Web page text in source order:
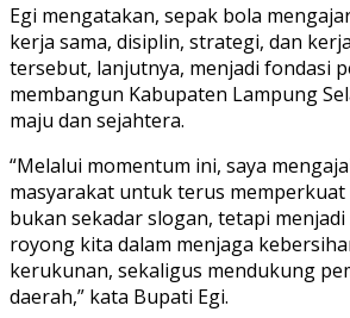
Egi mengatakan, sepak bola
kerja sama, disiplin, strategi, dan
tersebut, lanjutnya, menjadi fondasi
membangun Kabupaten Lampung
maju dan sejahtera.
“Melalui momentum ini, saya
masyarakat untuk terus memperkuat
bukan sekadar slogan, tetapi
royong kita dalam menjaga
kerukunan, sekaligus mendukung
daerah,” kata Bupati Egi.